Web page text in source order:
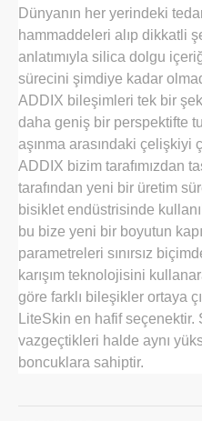
Dünyanın her yerindeki
hammaddeleri alıp dikkatli
anlatımıyla silica dolgu
sürecini şimdiye kadar
ADDIX bileşimleri tek bir
daha geniş bir perspektifte
aşınma arasındaki çelişkiyi
ADDIX bizim tarafımızdan
tarafından yeni bir üretim
bisiklet endüstrisinde
bu bize yeni bir boyutun
parametreleri sınırsız
karışım teknolojisini
göre farklı bileşikler ortaya
LiteSkin en hafif
vazgeçtikleri halde aynı
boncuklara sahiptir.